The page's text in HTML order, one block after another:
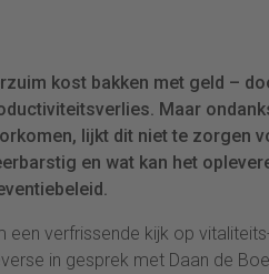
kost bakken met geld –
Maar
lijkt dit niet te zorgen
en wat kan het
een verfrissende kijk op
in gesprek met Daan de